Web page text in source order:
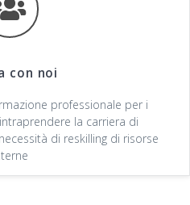
con noi
professionale per i
la carriera di
di reskilling di risorse